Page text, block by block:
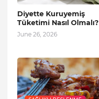
Diyette Kuruyemiş
Tüketimi Nasıl Olmalı?
June 26, 2026